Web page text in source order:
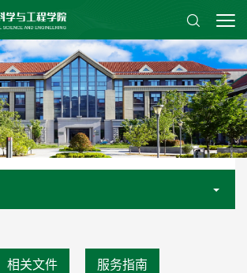
相关文件 服务指南